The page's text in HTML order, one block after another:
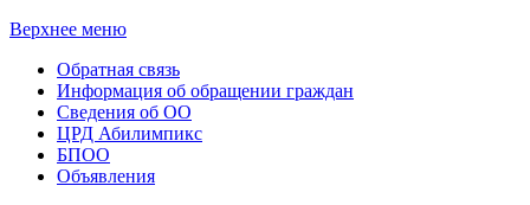
Верхнее меню
Обратная связь
Информация об обращении граждан
Сведения об ОО
ЦРД Абилимпикс
БПОО
Объявления